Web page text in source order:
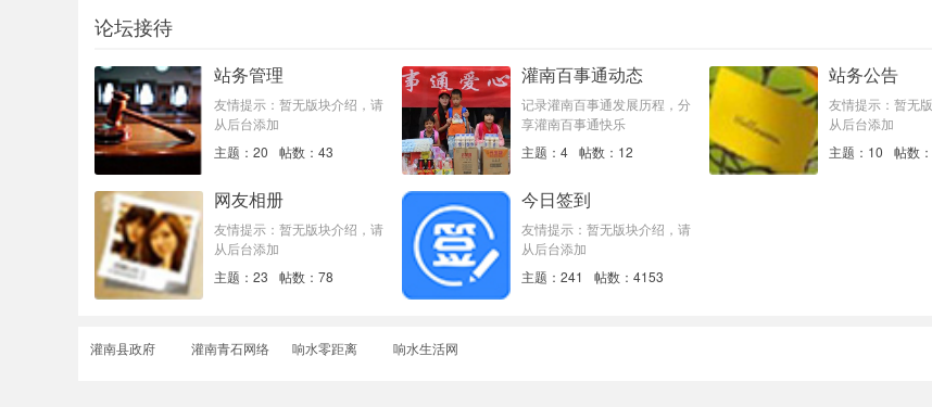
论坛接待
站务管理
友情提示：暂无版块介绍，请
从后台添加
主题：20
帖数：43
灌南百事通动态
记录灌南百事通发展历程，分
享灌南百事通快乐
主题：4 帖数：12
站务公告
友情提示：暂无
从后台添加
主题：10
帖数
网友相册
友情提示：暂无版块介绍，请
从后台添加
主题：23
帖数：78
今日签到
友情提示：暂无版块介绍，请
从后台添加
主题：241
帖数：4153
灌南县政府 灌南青石网络 响水零距离 响水生活网